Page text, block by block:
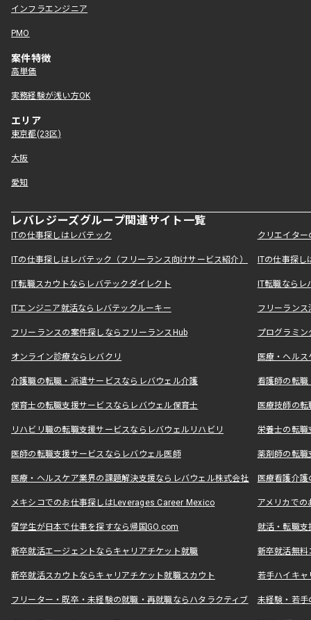
インフラエンジニア
PMO
案件特徴
高単価
実務経験が浅い方OK
エリア
東京都(23区)
大阪
愛知
レバレジーズグループ関連サイト一覧
ITの仕事探しはレバテック クリエイタ
ITの仕事探しはレバテック（フリーランス向けサービス紹介） ITの仕事探
IT転職スカウトならレバテックダイレクト IT転職なら
ITエンジニア就活ならレバテックルーキー フリーラン
フリーランスの案件探しならフリーランスHub プログラミ
オンライン診療ならレバクリ 医療・ヘル
介護職の転職・派遣サービスならレバウェル介護 看護師の転
保育士の転職支援サービスならレバウェル保育士 医療技師の
リハビリ職の転職支援サービスならレバウェルリハビリ 栄養士の転
医師の転職支援サービスならレバウェル医師 薬剤師の転
医療・ヘルスケア業界の課題解決支援ならレバウェル株式会社 医療看護介
メキシコでのお仕事探しはLeverages Career Mexico アメリカで
留学生が日本で仕事を探すなら帰国GO.com 就活・転職
新卒就活エージェントならキャリアチケット就職 新卒就活無料
新卒就活スカウトならキャリアチケット就職スカウト 若手ハイキ
フリーター・既卒・未経験の就職・再就職ならハタラクティブ 未経験・若手